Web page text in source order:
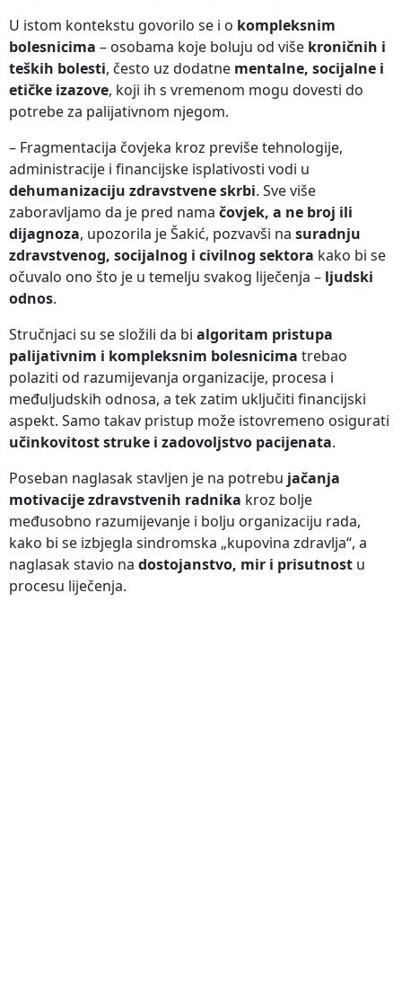
U istom kontekstu govorilo se i o kompleksnim
bolesnicima – osobama koje boluju od više kroničnih i
teških bolesti, često uz dodatne mentalne, socijalne i
etičke izazove, koji ih s vremenom mogu dovesti do
potrebe za palijativnom njegom.
– Fragmentacija čovjeka kroz previše tehnologije,
administracije i financijske isplativosti vodi u
dehumanizaciju zdravstvene skrbi. Sve više
zaboravljamo da je pred nama čovjek, a ne broj ili
dijagnoza, upozorila je Šakić, pozvavši na suradnju
zdravstvenog, socijalnog i civilnog sektora kako bi se
očuvalo ono što je u temelju svakog liječenja – ljudski
odnos.
Stručnjaci su se složili da bi algoritam pristupa
palijativnim i kompleksnim bolesnicima trebao
polaziti od razumijevanja organizacije, procesa i
međuljudskih odnosa, a tek zatim uključiti financijski
aspekt. Samo takav pristup može istovremeno osigurati
učinkovitost struke i zadovoljstvo pacijenata.
Poseban naglasak stavljen je na potrebu jačanja
motivacije zdravstvenih radnika kroz bolje
međusobno razumijevanje i bolju organizaciju rada,
kako bi se izbjegla sindromska „kupovina zdravlja“, a
naglasak stavio na dostojanstvo, mir i prisutnost u
procesu liječenja.